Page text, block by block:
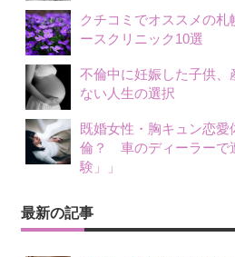
クチコミでオススメの札
ースクリニック10選
不倫中に妊娠した子供、
ない人生の選択
既婚女性・胸キュン恋愛
倫？ 車のディーラーで
験」」
最新の記事